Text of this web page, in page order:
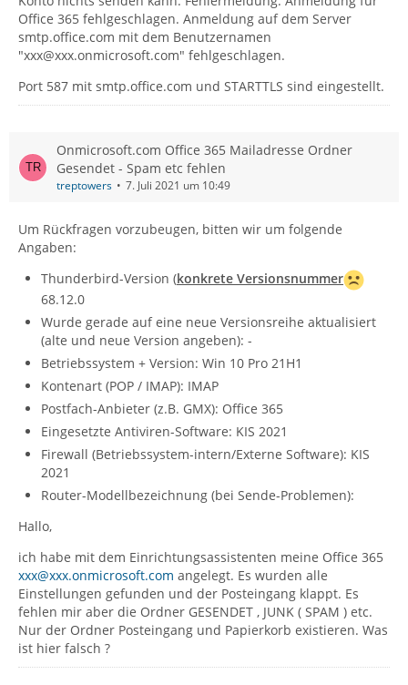
Office 365 fehlgeschlagen. Anmeldung auf dem Server
smtp.office.com mit dem Benutzernamen
"xxx@xxx.onmicrosoft.com" fehlgeschlagen.
Port 587 mit smtp.office.com und STARTTLS sind eingestellt.
Onmicrosoft.com Office 365 Mailadresse Ordner
Gesendet - Spam etc fehlen
treptowers 7. Juli 2021 um 10:49
Um Rückfragen vorzubeugen, bitten wir um folgende
Angaben:
Thunderbird-Version (konkrete Versionsnummer
68.12.0
Wurde gerade auf eine neue Versionsreihe aktualisiert
(alte und neue Version angeben): -
Betriebssystem + Version: Win 10 Pro 21H1
Kontenart (POP / IMAP): IMAP
Postfach-Anbieter (z.B. GMX): Office 365
Eingesetzte Antiviren-Software: KIS 2021
Firewall (Betriebssystem-intern/Externe Software): KIS
2021
Router-Modellbezeichnung (bei Sende-Problemen):
Hallo,
ich habe mit dem Einrichtungsassistenten meine Office 365
xxx@xxx.onmicrosoft.com angelegt. Es wurden alle
Einstellungen gefunden und der Posteingang klappt. Es
fehlen mir aber die Ordner GESENDET , JUNK ( SPAM ) etc.
Nur der Ordner Posteingang und Papierkorb existieren. Was
ist hier falsch ?